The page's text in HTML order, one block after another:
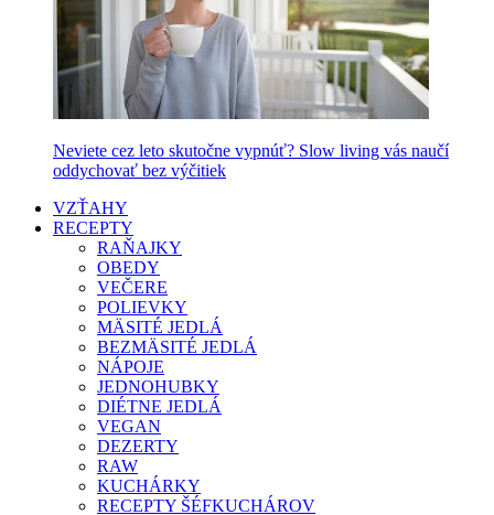
Neviete cez leto skutočne vypnúť? Slow living vás naučí
oddychovať bez výčitiek
VZŤAHY
RECEPTY
RAŇAJKY
OBEDY
VEČERE
POLIEVKY
MÄSITÉ JEDLÁ
BEZMÄSITÉ JEDLÁ
NÁPOJE
JEDNOHUBKY
DIÉTNE JEDLÁ
VEGAN
DEZERTY
RAW
KUCHÁRKY
RECEPTY ŠÉFKUCHÁROV